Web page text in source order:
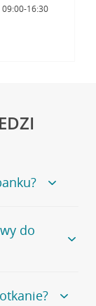
09:00-16:30
na
się
do
numeru